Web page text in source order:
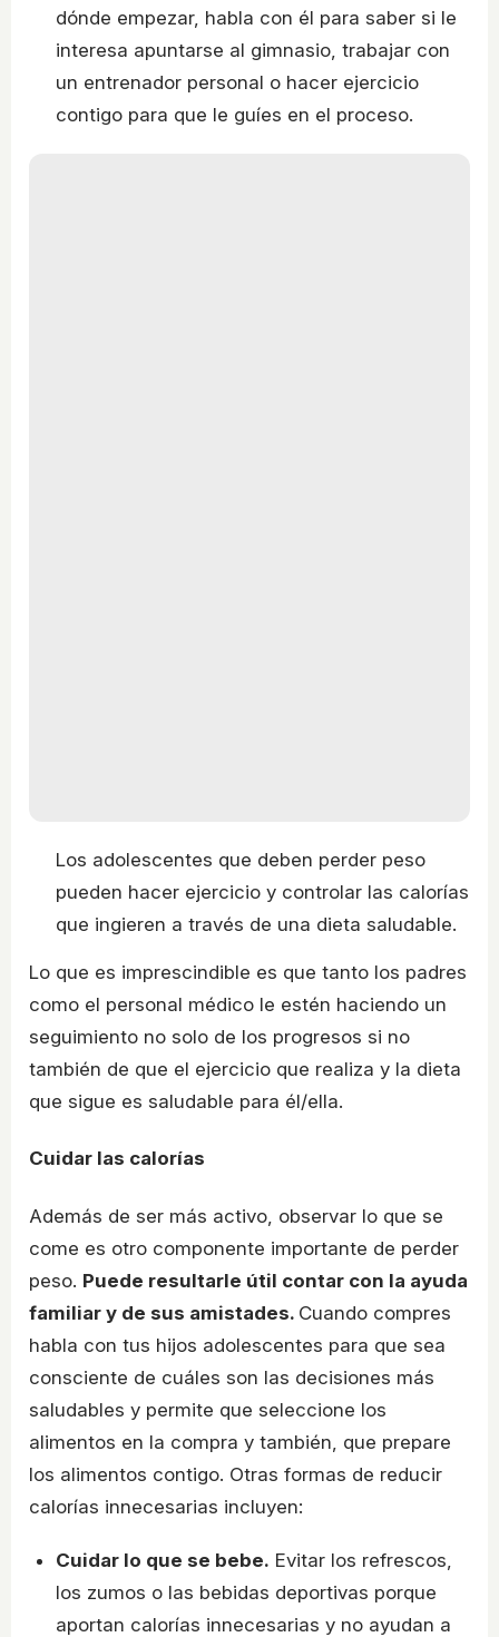
dónde empezar, habla con él para saber si le
interesa apuntarse al gimnasio, trabajar con
un entrenador personal o hacer ejercicio
contigo para que le guíes en el proceso.
Los adolescentes que deben perder peso
pueden hacer ejercicio y controlar las calorías
que ingieren a través de una dieta saludable.
Lo que es imprescindible es que tanto los padres
como el personal médico le estén haciendo un
seguimiento no solo de los progresos si no
también de que el ejercicio que realiza y la dieta
que sigue es saludable para él/ella.
Cuidar las calorías
Además de ser más activo, observar lo que se
come es otro componente importante de perder
peso. Puede resultarle útil contar con la ayuda
familiar y de sus amistades. Cuando compres
habla con tus hijos adolescentes para que sea
consciente de cuáles son las decisiones más
saludables y permite que seleccione los
alimentos en la compra y también, que prepare
los alimentos contigo. Otras formas de reducir
calorías innecesarias incluyen:
Cuidar lo que se bebe. Evitar los refrescos,
los zumos o las bebidas deportivas porque
aportan calorías innecesarias y no ayudan a